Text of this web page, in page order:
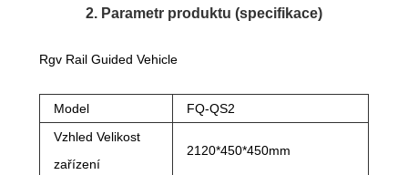
2. Parametr produktu (specifikace)
Rgv Rail Guided Vehicle
Model
FQ-QS2
Vzhled Velikost
zařízení
2120*450*450mm